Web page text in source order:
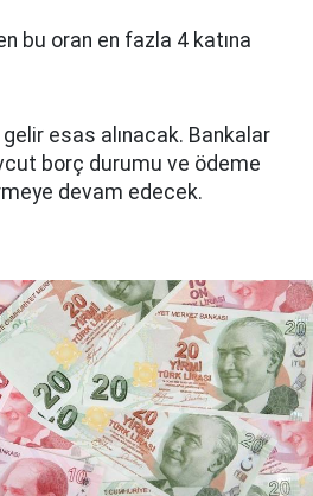
bu oran en fazla 4 katına
esas alınacak. Bankalar
borç durumu ve ödeme
devam edecek.